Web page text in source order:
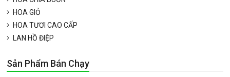
HOA GIỎ
HOA TƯƠI CAO CẤP
LAN HỒ ĐIỆP
Sản Phẩm Bán Chạy